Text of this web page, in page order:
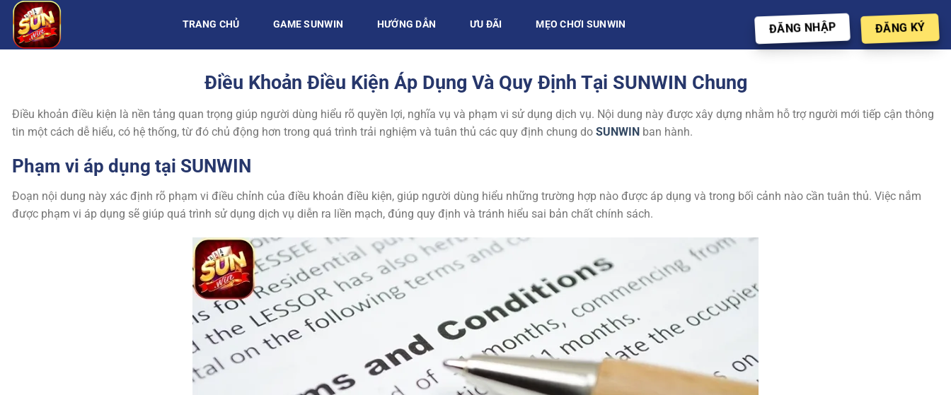
Chuyển
đến
nội
TRANG CHỦ GAME SUNWIN HƯỚNG DẪN ƯU ĐÃI MẸO CHƠI SUNWIN ĐĂNG NHẬP ĐĂNG KÝ
Điều Khoản Điều Kiện Áp Dụng Và Quy Định Tại SUNWIN Chung
Điều khoản điều kiện là nền tảng quan trọng giúp người dùng hiểu rõ quyền lợi, nghĩa vụ và phạm vi sử dụng dịch vụ. Nội dung này được xây dựng nhằm hỗ trợ người mới tiếp cận thông
tin một cách dễ hiểu, có hệ thống, từ đó chủ động hơn trong quá trình trải nghiệm và tuân thủ các quy định chung do SUNWIN ban hành.
Phạm vi áp dụng tại SUNWIN
Đoạn nội dung này xác định rõ phạm vi điều chỉnh của điều khoản điều kiện, giúp người dùng hiểu những trường hợp nào được áp dụng và trong bối cảnh nào cần tuân thủ. Việc nắm
được phạm vi áp dụng sẽ giúp quá trình sử dụng dịch vụ diễn ra liền mạch, đúng quy định và tránh hiểu sai bản chất chính sách.